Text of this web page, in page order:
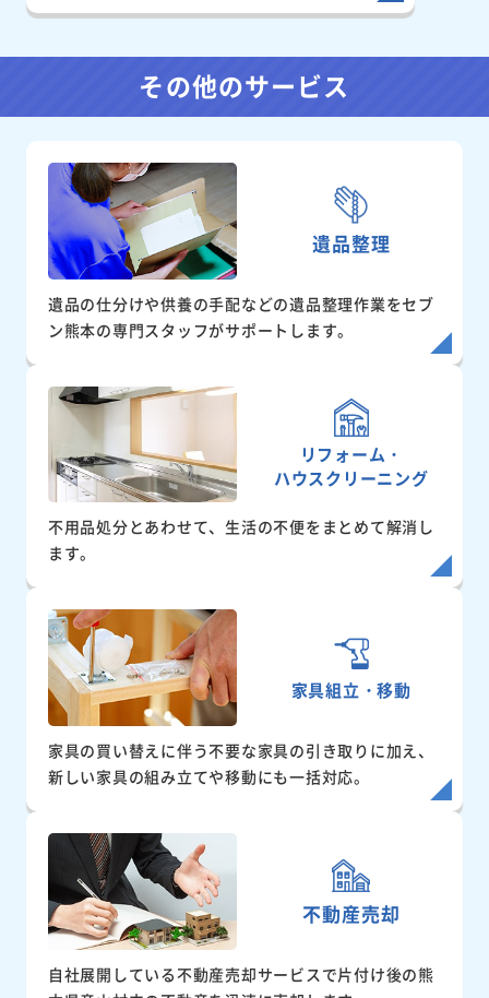
その他のサービス
遺品整理
遺品の仕分けや供養の手配などの遺品整理作業をセブ
ン熊本の専門スタッフがサポートします。
リフォーム・
ハウスクリーニング
不用品処分とあわせて、生活の不便をまとめて解消し
ます。
家具組立・移動
家具の買い替えに伴う不要な家具の引き取りに加え、
新しい家具の組み立てや移動にも一括対応。
不動産売却
自社展開している不動産売却サービスで片付け後の熊